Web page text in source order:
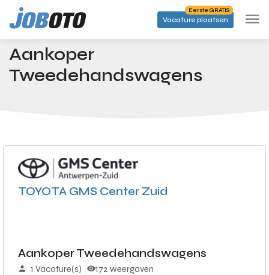
Skip to main content
Vacature plaatsen
Eerste GRATIS
Startpagina Banen Aankoper Tweedehandswagens
Aankoper
Tweedehandswagens
TOYOTA GMS Center Zuid
Aankoper Tweedehandswagens
1 Vacature(s) 172 weergaven